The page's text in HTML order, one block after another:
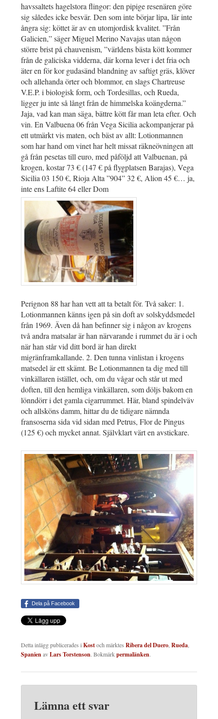
havssaltets hagelstora flingor: den pipige resenären göre
sig således icke besvär. Den som inte börjar lipa, lär inte
ångra sig: köttet är av en utomjordisk kvalitet. ”Från
Galicien,” säger Miguel Merino Navajas utan någon
större brist på chauvenism, ”världens bästa kött kommer
från de galiciska vidderna, där korna lever i det fria och
äter en för kor gudasänd blandning av saftigt gräs, klöver
och allehanda örter och blommor, en slags Chartreuse
V.E.P. i biologisk form, och Tordesillas, och Rueda,
ligger ju inte så långt från de himmelska koängderna.”
Jaja, vad kan man säga, bättre kött får man leta efter. Och
vin. En Valbuena 06 från Vega Sicilia ackompanjerar på
ett utmärkt vis maten, och bäst av allt: Lotionmannen
som har hand om vinet har helt missat räkneövningen att
gå från pesetas till euro, med påföljd att Valbuenan, på
krogen, kostar 73 € (147 € på flygplatsen Barajas), Vega
Sicilia 03 150 €, Rioja Alta ”904” 32 €, Alion 45 €… ja,
inte ens Laftite 64 eller Dom
Perignon 88 har han vett att ta betalt för. Två saker: 1.
Lotionmannen känns igen på sin doft av solskyddsmedel
från 1969. Även då han befinner sig i någon av krogens
två andra matsalar är han närvarande i rummet du är i och
när han står vid ditt bord är han direkt
migränframkallande. 2. Den tunna vinlistan i krogens
matsedel är ett skämt. Be Lotionmannen ta dig med till
vinkällaren istället, och, om du vågar och står ut med
doften, till den hemliga vinkällaren, som döljs bakom en
lönndörr i det gamla cigarrummet. Här, bland spindelväv
och allsköns damm, hittar du de tidigare nämnda
fransoserna sida vid sidan med Petrus, Flor de Pingus
(125 €) och mycket annat. Självklart värt en avstickare.
Dela på Facebook
Detta inlägg publicerades i Kostoch märktes Ribera del Duero Rueda
SpanienavLars Torstenson. Bokmärkpermalänken.
Lämna ett svar